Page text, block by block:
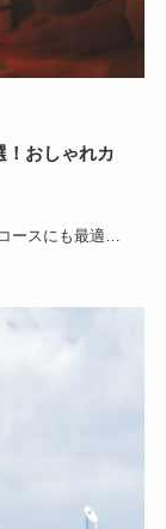
！おしゃれカ
ースにも最適で